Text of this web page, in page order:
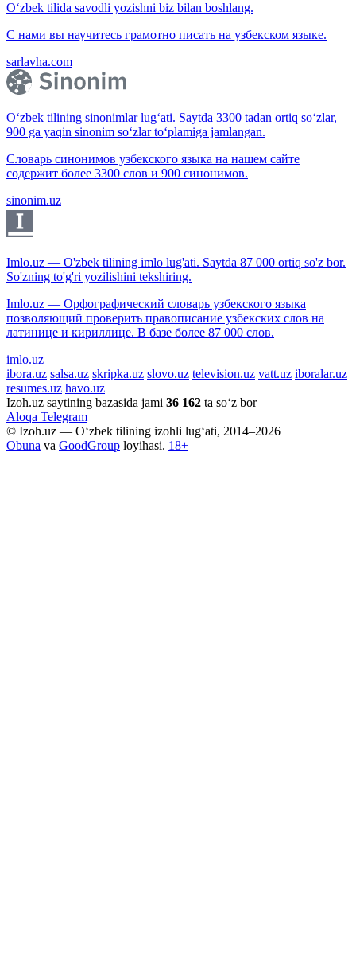
O‘zbek tilida savodli yozishni biz bilan boshlang.
С нами вы научитесь грамотно писать на узбекском языке.
sarlavha.com
O‘zbek tilining sinonimlar lug‘ati. Saytda 3300 tadan ortiq so‘zlar,
900 ga yaqin sinonim so‘zlar to‘plamiga jamlangan.
Словарь синонимов узбекского языка на нашем сайте
содержит более 3300 слов и 900 синонимов.
sinonim.uz
Imlo.uz — O'zbek tilining imlo lug'ati. Saytda 87 000 ortiq so'z bor.
So'zning to'g'ri yozilishini tekshiring.
Imlo.uz — Орфографический словарь узбекского языка
позволяющий проверить правописание узбекских слов на
латинице и кириллице. В базе более 87 000 слов.
imlo.uz
ibora.uz salsa.uz skripka.uz slovo.uz television.uz vatt.uz iboralar.uz
resumes.uz havo.uz
Izoh.uz saytining bazasida jami 36 162 ta so‘z bor
Aloqa Telegram
© Izoh.uz — O‘zbek tilining izohli lug‘ati, 2014–2026
Obuna va GoodGroup loyihasi. 18+